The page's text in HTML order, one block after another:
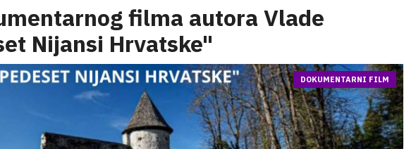
filma autora Vlade
Nijansi Hrvatske"
DOKUMENTARNI FILM